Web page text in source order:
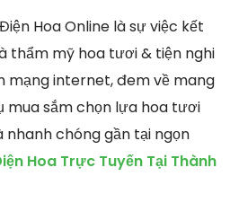
Hoa Online là sự việc kết
thẩm mỹ hoa tươi & tiện nghi
mạng internet, đem về mang
mua sắm chọn lựa hoa tươi
nhanh chóng gần tại ngọn
Hoa Trực Tuyến Tại Thành